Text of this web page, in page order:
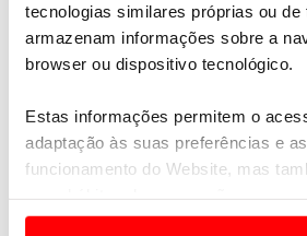
tecnologias similares próprias ou de
armazenam informações sobre a
browser ou dispositivo tecnológico.
Estas informações permitem o
adaptação às suas preferências e
funcionamento do Website, mas
e anúncios de modo a promover